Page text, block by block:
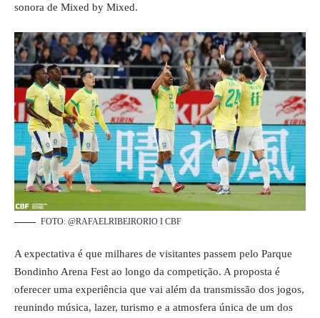
sonora de Mixed by Mixed.
FOTO: @RAFAELRIBEIRORIO I CBF
A expectativa é que milhares de visitantes passem pelo Parque
Bondinho Arena Fest ao longo da competição. A proposta é
oferecer uma experiência que vai além da transmissão dos jogos,
reunindo música, lazer, turismo e a atmosfera única de um dos